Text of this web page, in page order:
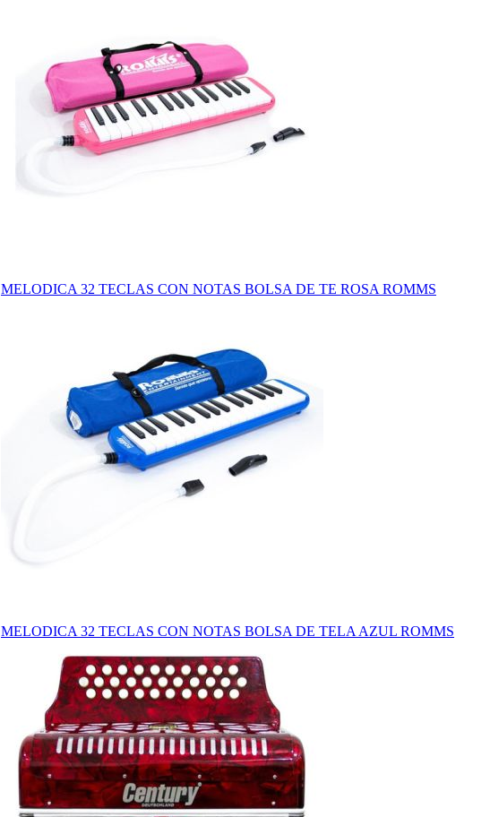
MELODICA 32 TECLAS CON NOTAS BOLSA DE TE ROSA ROMMS
MELODICA 32 TECLAS CON NOTAS BOLSA DE TELA AZUL ROMMS